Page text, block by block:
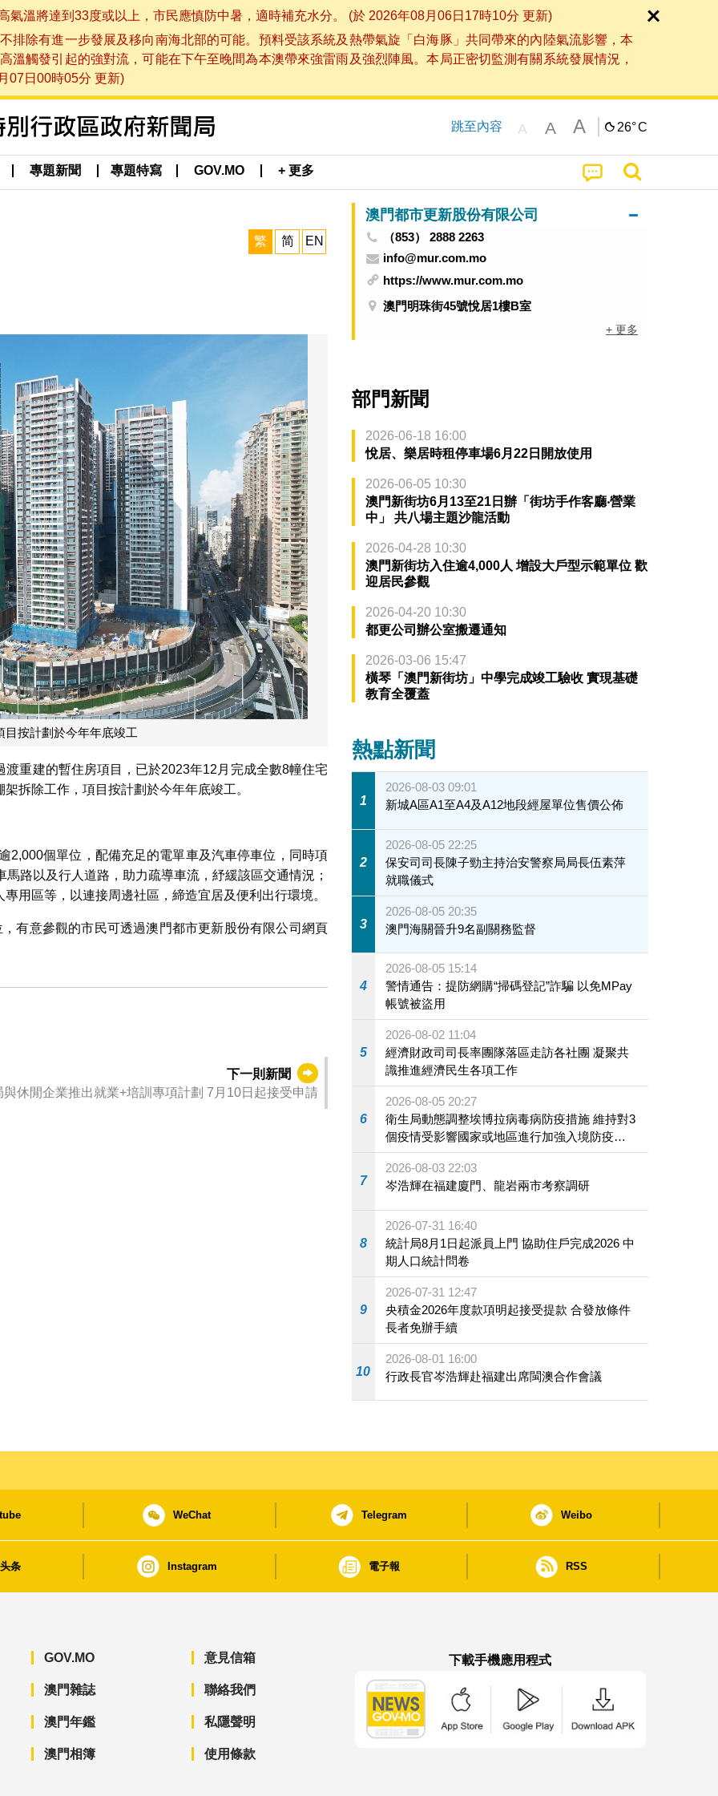
氣溫將達到33度或以上，市民應慎防中暑，適時補充水分。 (於 2026年08月06日17時10分 更新)
排除有進一步發展及移向南海北部的可能。預料受該系統及熱帶氣旋「白海豚」共同帶來的內陸氣流影響，本
溫觸發引起的強對流，可能在下午至晚間為本澳帶來強雷雨及強烈陣風。本局正密切監測有關系統發展情況，
07日00時05分 更新)
跳至內容 A A A 26°C
專題新聞 專題特寫 GOV.MO + 更多
繁 简 EN
目按計劃於今年年底竣工
重建的暫住房項目，已於2023年12月完成全數8幢住宅
拆除工作，項目按計劃於今年年底竣工。
2,000個單位，配備充足的電單車及汽車停車位，同時項
路以及行人道路，助力疏導車流，紓緩該區交通情況；
用區等，以連接周邊社區，締造宜居及便利出行環境。
有意參觀的市民可透過澳門都市更新股份有限公司網頁
下一則新聞
與休閒企業推出就業+培訓專項計劃 7月10日起接受申請
澳門都市更新股份有限公司
（853） 2888 2263
info@mur.com.mo
https://www.mur.com.mo
澳門明珠街45號悅居1樓B室
+ 更多
部門新聞
2026-06-18 16:00
悅居、樂居時租停車場6月22日開放使用
2026-06-05 10:30
澳門新街坊6月13至21日辦「街坊手作客廳‧營業
中」 共八場主題沙龍活動
2026-04-28 10:30
澳門新街坊入住逾4,000人 增設大戶型示範單位 歡
迎居民參觀
2026-04-20 10:30
都更公司辦公室搬遷通知
2026-03-06 15:47
橫琴「澳門新街坊」中學完成竣工驗收 實現基礎
教育全覆蓋
熱點新聞
1
2026-08-03 09:01
新城A區A1至A4及A12地段經屋單位售價公佈
2
2026-08-05 22:25
保安司司長陳子勁主持治安警察局局長伍素萍
就職儀式
3
2026-08-05 20:35
澳門海關晉升9名副關務監督
4
2026-08-05 15:14
警情通告：提防網購“掃碼登記”詐騙 以免MPay
帳號被盜用
5
2026-08-02 11:04
經濟財政司司長率團隊落區走訪各社團 凝聚共
識推進經濟民生各項工作
6
2026-08-05 20:27
衛生局動態調整埃博拉病毒病防疫措施 維持對3
個疫情受影響國家或地區進行加強入境防疫措
施
7
2026-08-03 22:03
岑浩輝在福建廈門、龍岩兩市考察調研
8
2026-07-31 16:40
統計局8月1日起派員上門 協助住戶完成2026 中
期人口統計問卷
9
2026-07-31 12:47
央積金2026年度款項明起接受提款 合發放條件
長者免辦手續
10
2026-08-01 16:00
行政長官岑浩輝赴福建出席閩澳合作會議
WeChat Telegram Weibo
条 Instagram 電子報 RSS
GOV.MO
澳門雜誌
澳門年鑑
澳門相簿
意見信箱
聯絡我們
私隱聲明
使用條款
下載手機應用程式